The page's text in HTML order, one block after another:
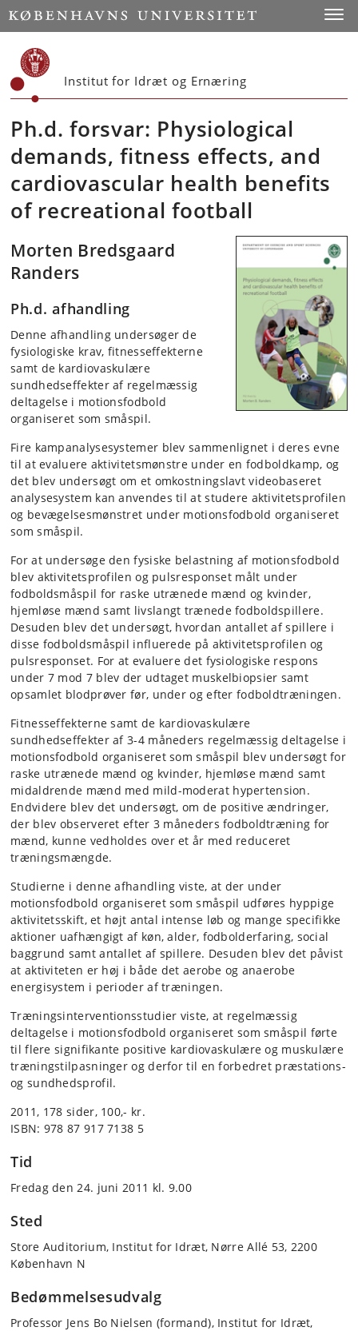
Start
Institut for Idræt og Ernæring
Ph.d. forsvar: Physiological
demands, fitness effects, and
cardiovascular health benefits
of recreational football
Morten Bredsgaard
Randers
Ph.d. afhandling
Denne afhandling undersøger de
fysiologiske krav, fitnesseffekterne
samt de kardiovaskulære
sundhedseffekter af regelmæssig
deltagelse i motionsfodbold
organiseret som småspil.
Fire kampanalysesystemer blev sammenlignet i deres evne
til at evaluere aktivitetsmønstre under en fodboldkamp, og
det blev undersøgt om et omkostningslavt videobaseret
analysesystem kan anvendes til at studere aktivitetsprofilen
og bevægelsesmønstret under motionsfodbold organiseret
som småspil.
For at undersøge den fysiske belastning af motionsfodbold
blev aktivitetsprofilen og pulsresponset målt under
fodboldsmåspil for raske utrænede mænd og kvinder,
hjemløse mænd samt livslangt trænede fodboldspillere.
Desuden blev det undersøgt, hvordan antallet af spillere i
disse fodboldsmåspil influerede på aktivitetsprofilen og
pulsresponset. For at evaluere det fysiologiske respons
under 7 mod 7 blev der udtaget muskelbiopsier samt
opsamlet blodprøver før, under og efter fodboldtræningen.
Fitnesseffekterne samt de kardiovaskulære
sundhedseffekter af 3-4 måneders regelmæssig deltagelse i
motionsfodbold organiseret som småspil blev undersøgt for
raske utrænede mænd og kvinder, hjemløse mænd samt
midaldrende mænd med mild-moderat hypertension.
Endvidere blev det undersøgt, om de positive ændringer,
der blev observeret efter 3 måneders fodboldtræning for
mænd, kunne vedholdes over et år med reduceret
træningsmængde.
Studierne i denne afhandling viste, at der under
motionsfodbold organiseret som småspil udføres hyppige
aktivitetsskift, et højt antal intense løb og mange specifikke
aktioner uafhængigt af køn, alder, fodbolderfaring, social
baggrund samt antallet af spillere. Desuden blev det påvist
at aktiviteten er høj i både det aerobe og anaerobe
energisystem i perioder af træningen.
Træningsinterventionsstudier viste, at regelmæssig
deltagelse i motionsfodbold organiseret som småspil førte
til flere signifikante positive kardiovaskulære og muskulære
træningstilpasninger og derfor til en forbedret præstations-
og sundhedsprofil.
2011, 178 sider, 100,- kr.
ISBN: 978 87 917 7138 5
Tid
Fredag den 24. juni 2011 kl. 9.00
Sted
Store Auditorium, Institut for Idræt, Nørre Allé 53, 2200
København N
Bedømmelsesudvalg
Professor Jens Bo Nielsen (formand), Institut for Idræt,